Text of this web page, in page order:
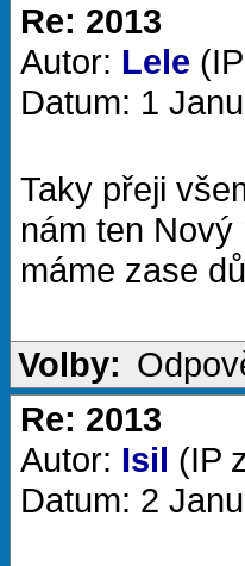
Re: 2013
Autor: Lele
Datum: 1
Taky přeji
nám ten
máme zase
Volby:
Re: 2013
Autor: Isil (IP
Datum: 2